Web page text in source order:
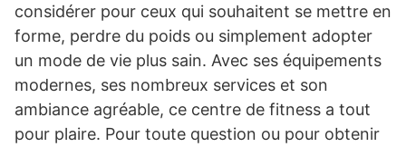
considérer pour ceux qui souhaitent se mettre en
forme, perdre du poids ou simplement adopter
un mode de vie plus sain. Avec ses équipements
modernes, ses nombreux services et son
ambiance agréable, ce centre de fitness a tout
pour plaire. Pour toute question ou pour obtenir